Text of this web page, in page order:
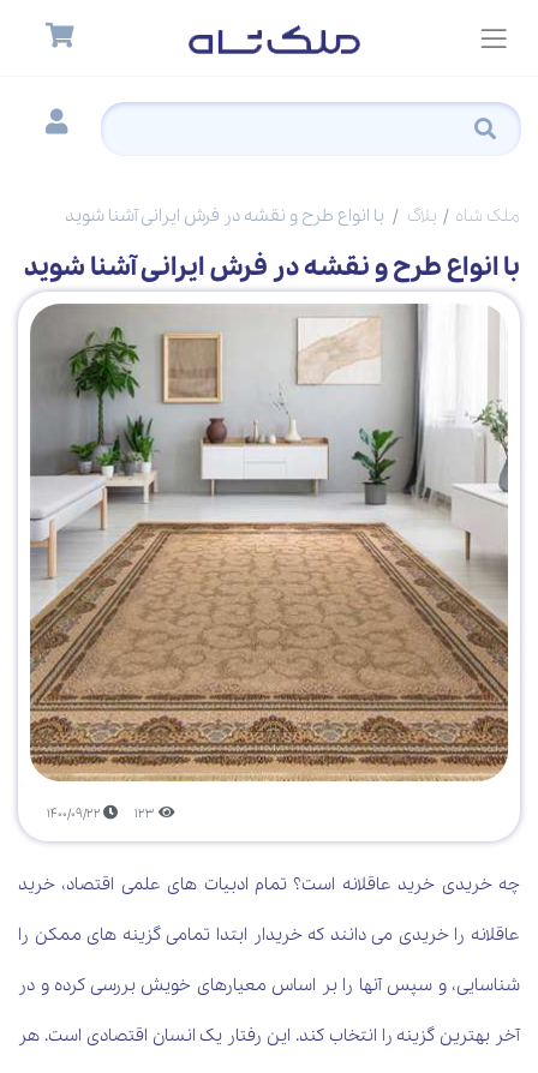
ملک شاه بلاگ با انواع طرح و نقشه در فرش ایرانی آشنا شوید
با انواع طرح و نقشه در فرش ایرانی آشنا شوید
1400/09/22
چه خریدی خرید عاقلانه است؟ تمام ادبیات های علمی اقتصاد، خرید
عاقلانه را خریدی می دانند که خریدار ابتدا تمامی گزینه های ممکن را
شناسایی، و سپس آنها را بر اساس معیارهای خویش بررسی کرده و در
آخر بهترین گزینه را انتخاب کند. این رفتار یک انسان اقتصادی است. هر